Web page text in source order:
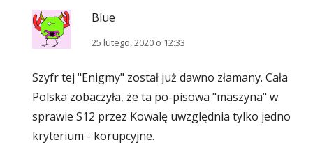
Blue
25 lutego, 2020 o 12:33
Szyfr tej "Enigmy" został już dawno złamany. Cała
Polska zobaczyła, że ta po-pisowa "maszyna" w
sprawie S12 przez Kowalę uwzględnia tylko jedno
kryterium - korupcyjne.